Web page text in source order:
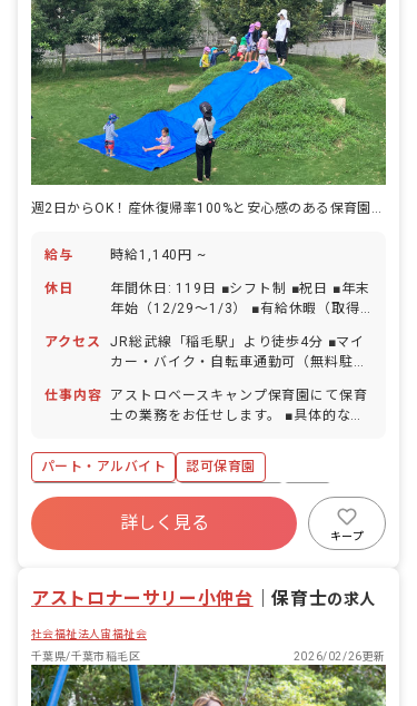
週2日からOK！産休復帰率100%と安心感のある保育園で働きませんか
給与 時給1,140円 ~
休日
年間休日: 119日 ■シフト制 ■祝日 ■年末
年始（12/29～1/3） ■有給休暇（取得
上の連休相談OK） ■慶弔休暇 ■産前産
後・育児休暇（取得率100％・復帰率
100％）※条件あり ■介護・看護休暇
アクセス
JR総武線「稲毛駅」より徒歩4分 ■マイ
カー・バイク・自転車通勤可（無料駐輪
仕事内容
アストロベースキャンプ保育園にて保育
士の業務をお任せします。 ■具体的な仕
一時預かりの保育業務 ・連絡帳記入（0
～1歳児のみ・アプリ） ・保護者対応
パート・アルバイト
認可保育園
ボーナス・賞与あり
社会保険完備
有給
福利厚生充実
退職金制度
残業少なめ
詳しく見る
キープ
アストロナーサリー小仲台 ｜保育士の求人
社会福祉法人宙福祉会
千葉県/千葉市稲毛区
2026/02/26更新